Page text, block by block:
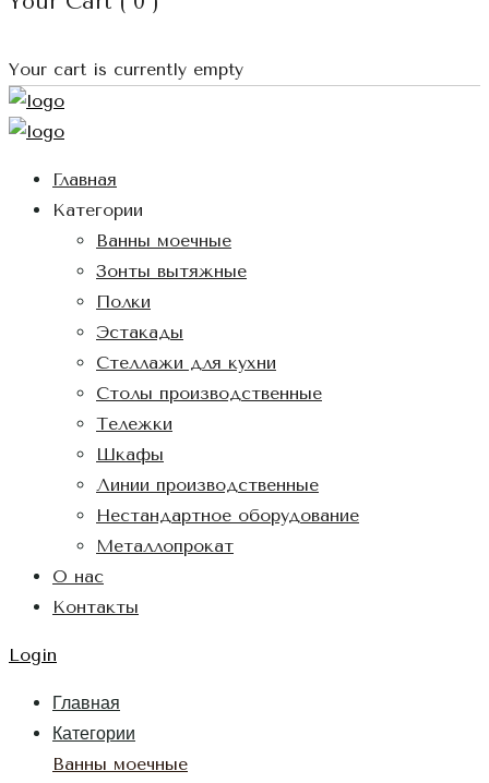
Your cart is currently empty
Главная
Категории
Ванны моечные
Зонты вытяжные
Полки
Эстакады
Стеллажи для кухни
Столы производственные
Тележки
Шкафы
Линии производственные
Нестандартное оборудование
Металлопрокат
О нас
Контакты
Login
Главная
Категории
Ванны моечные